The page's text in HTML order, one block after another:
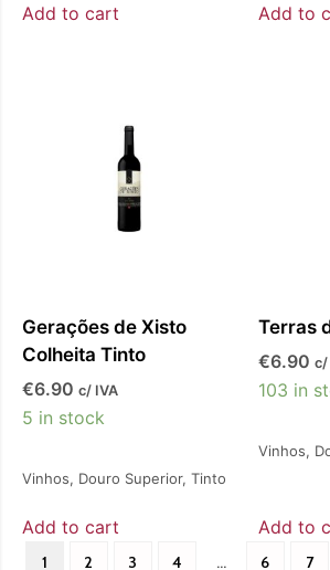
Add to cart Add to
Gerações de Xisto
Colheita Tinto
€6.90 c/ IVA
5 in stock
Vinhos, Douro Superior, Tinto
Add to cart
Terras
€6.90 c/
103 in
Vinhos,
Add to
1 2 3 4 … 6 7